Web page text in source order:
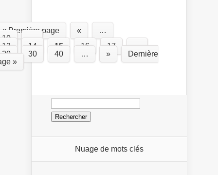
« Première page «
…
10
…
13
14 15 16 17
…
20
30 40 … »
Dernière
»
Rechercher :
Nuage de mots clés